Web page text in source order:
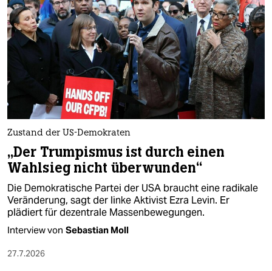
genossenschaft
epaper login
Zustand der US-Demokraten
„Der Trumpismus ist durch einen
Wahlsieg nicht überwunden“
Die Demokratische Partei der USA braucht eine radikale
Veränderung, sagt der linke Aktivist Ezra Levin. Er
plädiert für dezentrale Massenbewegungen.
Interview von Sebastian Moll
27.7.2026